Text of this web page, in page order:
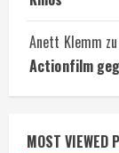
Anett Klemm zu
Actionfilm
MOST VIEWED